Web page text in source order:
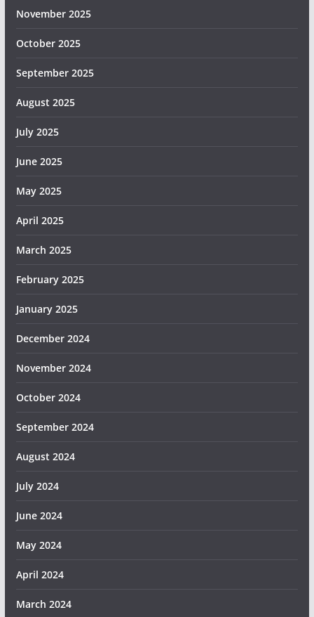
November 2025
October 2025
September 2025
August 2025
July 2025
June 2025
May 2025
April 2025
March 2025
February 2025
January 2025
December 2024
November 2024
October 2024
September 2024
August 2024
July 2024
June 2024
May 2024
April 2024
March 2024